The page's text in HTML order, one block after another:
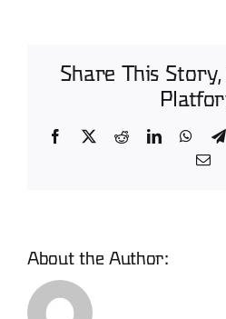
Share This
Facebook
X RedditLinkedIn
About the Author: